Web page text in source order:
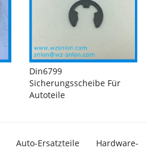
Din6799
Sicherungsscheibe Für
Autoteile
Auto-Ersatzteile
Hardware-